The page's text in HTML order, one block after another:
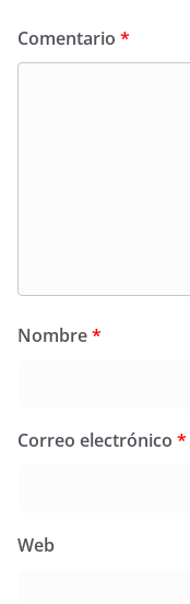
Comentario *
Nombre*
Correo electrónico *
Web